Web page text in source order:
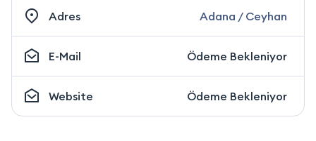
Adres Adana / Ceyhan
E-Mail Ödeme Bekleniyor
Website Ödeme Bekleniyor